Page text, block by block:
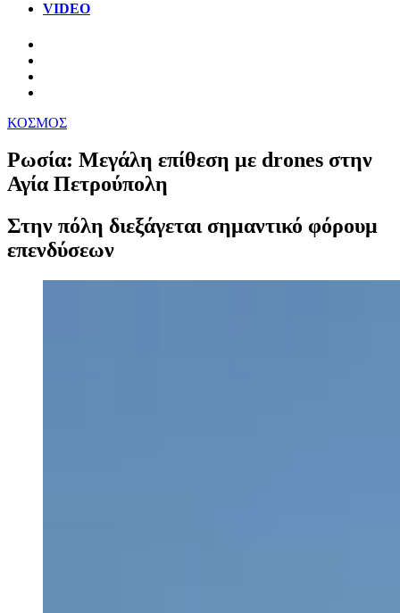
VIDEO
ΚΟΣΜΟΣ
Ρωσία: Μεγάλη επίθεση με drones στην
Αγία Πετρούπολη
Στην πόλη διεξάγεται σημαντικό φόρουμ
επενδύσεων